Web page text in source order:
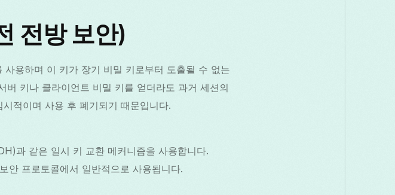
전방 보안)
용하며 이 키가 장기 비밀 키로부터 도출될 수 없는
키나 클라이언트 비밀 키를 얻더라도 과거 세션의
적이며 사용 후 폐기되기 때문입니다.
과 같은 일시 키 교환 메커니즘을 사용합니다.
프로토콜에서 일반적으로 사용됩니다.